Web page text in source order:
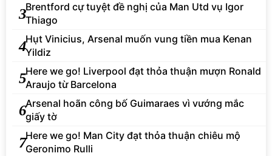
3Brentford cự tuyệt đề nghị của Man Utd vụ Igor
Thiago
4Hụt Vinicius, Arsenal muốn vung tiền mua Kenan
Yildiz
5Here we go! Liverpool đạt thỏa thuận mượn Ronald
Araujo từ Barcelona
6Arsenal hoãn công bố Guimaraes vì vướng mắc
giấy tờ
7Here we go! Man City đạt thỏa thuận chiêu mộ
Geronimo Rulli